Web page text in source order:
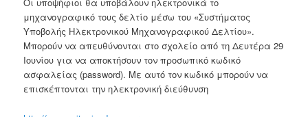
Οι υποψήφιοι θα υποβάλουν ηλεκτρονικά το
μηχανογραφικό τους δελτίο μέσω του «Συστήματος
Υποβολής Ηλεκτρονικού Μηχανογραφικού Δελτίου».
Μπορούν να απευθύνονται στο σχολείο από τη Δευτέρα 29
Ιουνίου για να αποκτήσουν τον προσωπικό κωδικό
ασφαλείας (password). Με αυτό τον κωδικό μπορούν να
επισκέπτονται την ηλεκτρονική διεύθυνση